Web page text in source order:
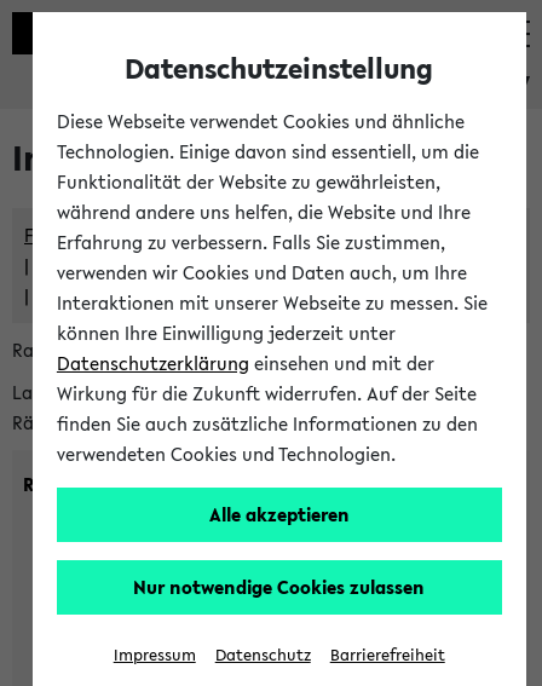
eKVV
Im eKVV verwaltete Räume
Freie Räume und Veranstaltungsüberschneidungen
Raumüberschneidungen
Hinweise der zentralen Raumvergabe
Raumanfragen:
raumvergabe@uni-bielefeld.de
Lassen Sie sich alle Räume anzeigen oder suchen Sie nach
Räumen mit bestimmten Eigenschaften:
Raumkriterien:
max. Plätze:
Datenschutzeinstellung
Diese Webseite verwendet Cookies und ähnliche
Technologien. Einige davon sind essentiell, um die
Funktionalität der Website zu gewährleisten,
während andere uns helfen, die Website und Ihre
Erfahrung zu verbessern. Falls Sie zustimmen,
verwenden wir Cookies und Daten auch, um Ihre
Interaktionen mit unserer Webseite zu messen. Sie
können Ihre Einwilligung jederzeit unter
Datenschutzerklärung einsehen und mit der
Wirkung für die Zukunft widerrufen. Auf der Seite
finden Sie auch zusätzliche Informationen zu den
verwendeten Cookies und Technologien.
Alle akzeptieren
Nur notwendige Cookies zulassen
Impressum Datenschutz Barrierefreiheit